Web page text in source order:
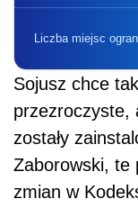
Liczba miejsc
Sojusz chce
przezroczyste,
zostały
Zaborowski, te
zmian w